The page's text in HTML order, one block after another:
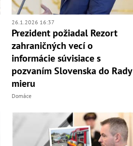
26.1.2026 16:37
Prezident požiadal Rezort
zahraničných vecí o
informácie súvisiace s
pozvaním Slovenska do Rady
mieru
Domáce